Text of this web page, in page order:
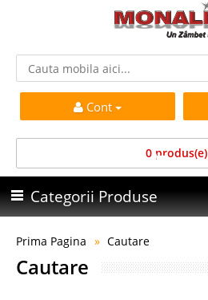
Cont
0 produs(e)
Categorii Produse
Prima Pagina Cautare
Cautare